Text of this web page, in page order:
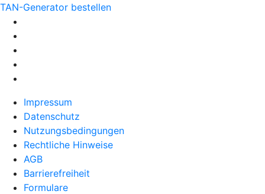
TAN-Generator bestellen
Impressum
Datenschutz
Nutzungsbedingungen
Rechtliche Hinweise
AGB
Barrierefreiheit
Formulare